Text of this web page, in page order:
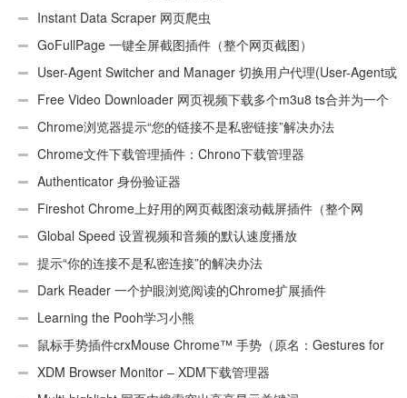
Instant Data Scraper 网页爬虫
GoFullPage 一键全屏截图插件（整个网页截图）
User-Agent Switcher and Manager 切换用户代理(User-Agent或
UA)Free Video Downloader 网页视频下载多个m3u8 ts合并为一个
ts文件Chrome浏览器提示“您的链接不是私密链接”解决办法
Chrome文件下载管理插件：Chrono下载管理器
Authenticator 身份验证器
Fireshot Chrome上好用的网页截图滚动截屏插件（整个网
页）Global Speed 设置视频和音频的默认速度播放
提示“你的连接不是私密连接”的解决办法
Dark Reader 一个护眼浏览阅读的Chrome扩展插件
Learning the Pooh学习小熊
鼠标手势插件crxMouse Chrome™ 手势（原名：Gestures for
Chrome(TM)汉化版）
XDM Browser Monitor – XDM下载管理器